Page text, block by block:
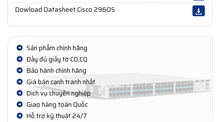
Dowload Datasheet Cisco 2960S
Sản phẩm chính hãng
Đầy đủ giấy tờ CO,CQ
Bảo hành chính hãng
Giá bán cạnh tranh nhất
Dịch vụ chuyên nghiệp
Giao hàng toàn Quốc
Hỗ trợ kỹ thuật 24/7